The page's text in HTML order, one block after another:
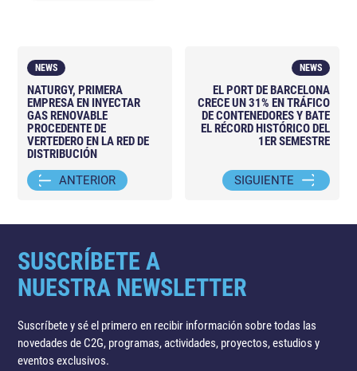
NEWS
NATURGY, PRIMERA
EMPRESA EN INYECTAR
GAS RENOVABLE
PROCEDENTE DE
VERTEDERO EN LA RED DE
DISTRIBUCIÓN
ANTERIOR
NEWS
EL PORT DE BARCELONA
CRECE UN 31% EN TRÁFICO
DE CONTENEDORES Y BATE
EL RÉCORD HISTÓRICO DEL
1ER SEMESTRE
SIGUIENTE
SUSCRÍBETE A
NUESTRA NEWSLETTER
Suscríbete y sé el primero en recibir información sobre todas las
novedades de C2G, programas, actividades, proyectos, estudios y
eventos exclusivos.